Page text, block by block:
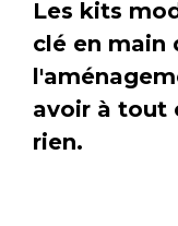
Les kits
clé en main
avoir à tout
rien.